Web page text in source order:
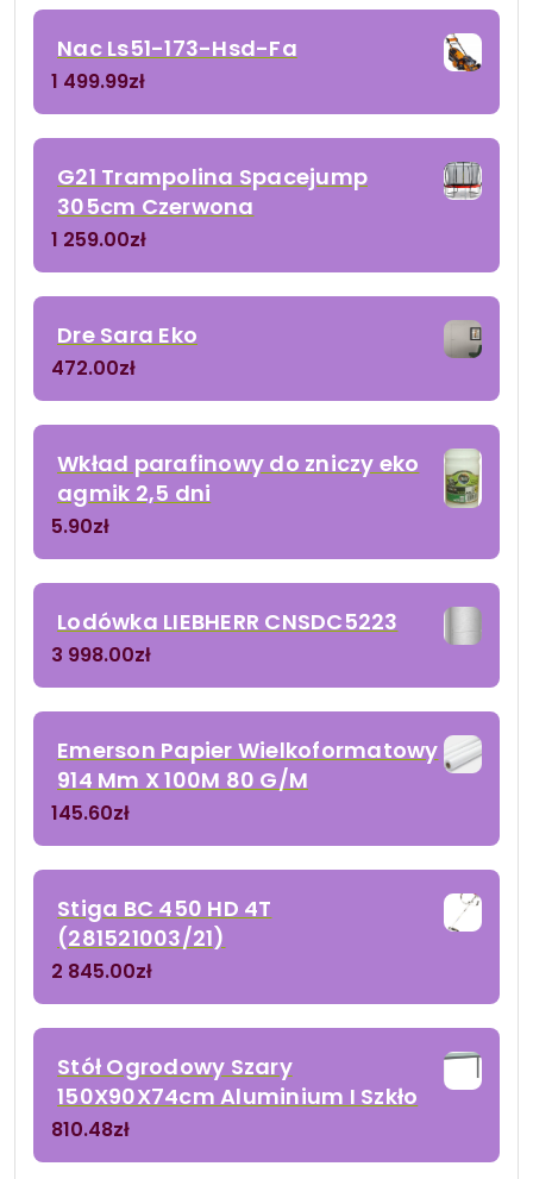
Nac Ls51-173-Hsd-Fa
1 499.99zł
G21 Trampolina Spacejump
305cm Czerwona
1 259.00zł
Dre Sara Eko
472.00zł
Wkład parafinowy do zniczy eko
agmik 2,5 dni
5.90zł
Lodówka LIEBHERR CNSDC5223
3 998.00zł
Emerson Papier Wielkoformatowy
914 Mm X 100M 80 G/M
145.60zł
Stiga BC 450 HD 4T
(281521003/21)
2 845.00zł
Stół Ogrodowy Szary
150X90X74cm Aluminium I Szkło
810.48zł